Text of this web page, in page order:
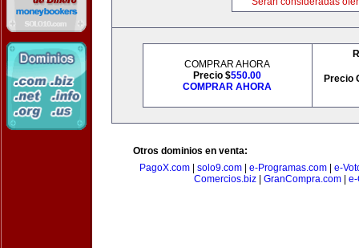
COMPRAR AHORA
Precio $550.00
COMPRAR AHORA
Precio
Otros dominios en venta:
PagoX.com
solo9.com e-Programas.com
e-
Comercios.biz| GranCompra.com| e-